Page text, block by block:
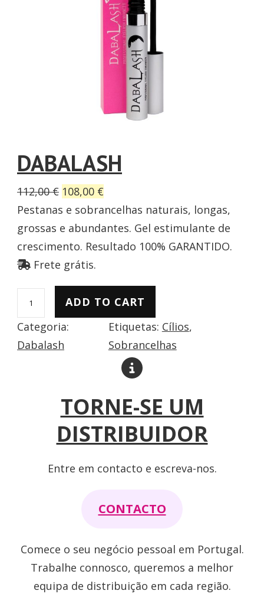
DABALASH
112,00€ O
r
i
g
n
a
l
w
a
s
0
0
108,00 €
u
r
r
n
t
p
i
s
:
1
8
,
0
€
Pestanas e sobrancelhas naturais, longas,
grossas e abundantes. Gel estimulante de
crescimento. Resultado 100% GARANTIDO.
Frete grátis.
A
B
A
ADD TO CART
Categoria:
Dabalash
Etiquetas: Cílios
Sobrancelhas
TORNE-SE UM
DISTRIBUIDOR
Entre em contacto e escreva-nos.
CONTACTO
Comece o seu negócio pessoal em Portugal.
Trabalhe connosco, queremos a melhor
equipa de distribuição em cada região.